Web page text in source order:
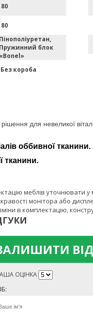
80
80
Пінополіуретан,
Пружинний блок
«Bonel»
Без короба
рішення для невеликої
оббивної тканини.
тканини.
меблів уточнювати
монітора або
в комплектацію,
ОЦІНКА